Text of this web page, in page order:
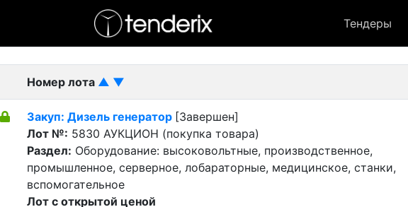
Тендеры
- Завершенный лот
Номер лота ▲ ▼
Закуп: Дизель генератор [Завершен]
Лот №: 5830 АУКЦИОН (покупка товара)
Раздел: Оборудование: высоковольтные, производственное,
промышленное, серверное, лобараторные, медицинское, станки,
вспомогательное
Лот с открытой ценой